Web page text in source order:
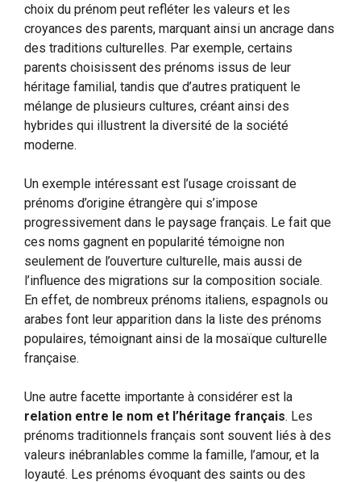
choix du prénom peut refléter les valeurs et les
croyances des parents, marquant ainsi un ancrage dans
des traditions culturelles. Par exemple, certains
parents choisissent des prénoms issus de leur
héritage familial, tandis que d’autres pratiquent le
mélange de plusieurs cultures, créant ainsi des
hybrides qui illustrent la diversité de la société
moderne.
Un exemple intéressant est l’usage croissant de
prénoms d’origine étrangère qui s’impose
progressivement dans le paysage français. Le fait que
ces noms gagnent en popularité témoigne non
seulement de l’ouverture culturelle, mais aussi de
l’influence des migrations sur la composition sociale.
En effet, de nombreux prénoms italiens, espagnols ou
arabes font leur apparition dans la liste des prénoms
populaires, témoignant ainsi de la mosaïque culturelle
française.
Une autre facette importante à considérer est la
relation entre le nom et l’héritage français. Les
prénoms traditionnels français sont souvent liés à des
valeurs inébranlables comme la famille, l’amour, et la
loyauté. Les prénoms évoquant des saints ou des